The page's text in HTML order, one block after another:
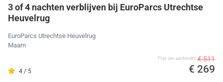
3 of 4 nachten verblijven bij EuroParcs Utrechtse
Heuvelrug
EuroParcs Utrechtse Heuvelrug
Maarn
4 / 5
Prijs van aanbieder € 511
€ 269